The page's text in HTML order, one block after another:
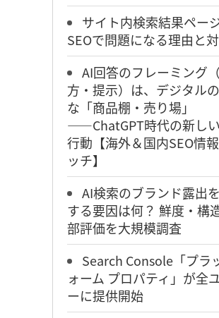
サイト内検索結果ペー
SEOで問題になる理由と
AI回答のフレーミング
方・提示）は、デジタル
な「商品棚・売り場」
――ChatGPT時代の新し
行動【海外＆国内SEO情
ッチ】
AI検索のブランド露出
する要因は何？ 鮮度・構
部評価を大規模調査
Search Console「プラ
ォーム プロパティ」が全
ーに提供開始